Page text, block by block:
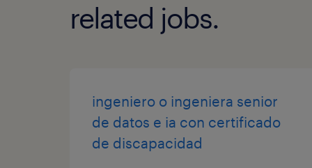
related jobs.
ingeniero o ingeniera senior
de datos e ia con certificado
de discapacidad